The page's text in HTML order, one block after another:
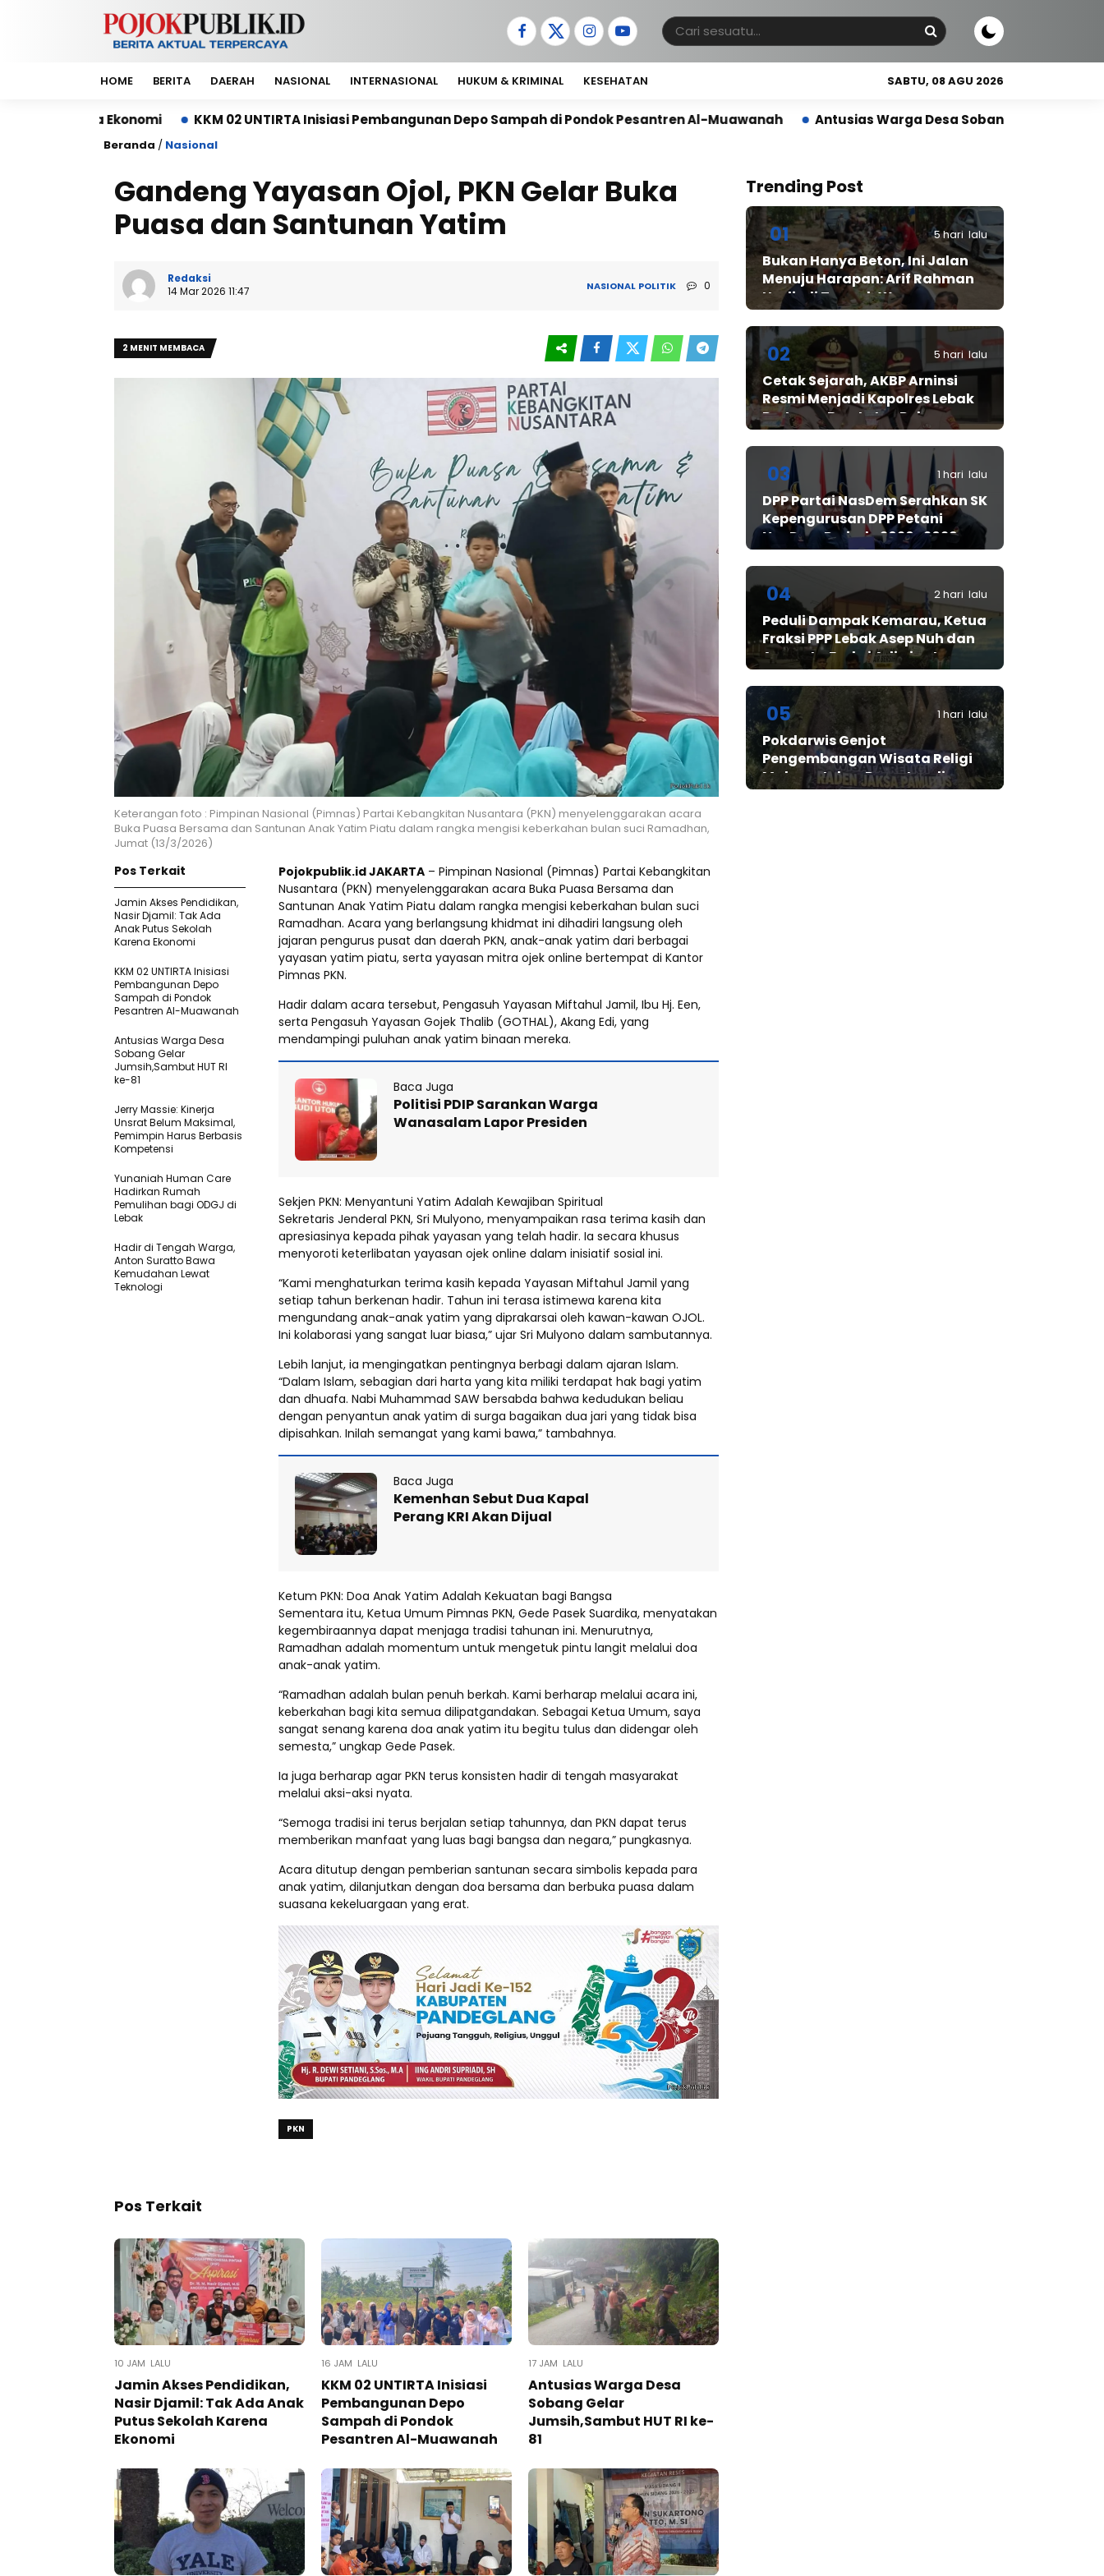
HOME BERITA DAERAH NASIONAL INTERNASIONAL HUKUM & KRIMINAL KESEHATAN SABTU, 08 AGU 2026
KKM 02 UNTIRTA Inisiasi Pembangunan Depo Sampah di Pondok Pesantren Al-Muawanah Antusias Warga Desa Sobang Gelar Jumsih,Sambut HUT RI
Beranda / Nasional
Gandeng Yayasan Ojol, PKN Gelar Buka
Puasa dan Santunan Yatim
Redaksi
14 Mar 2026 11:47
NASIONAL POLITIK 0
2 MENIT MEMBACA
Keterangan foto : Pimpinan Nasional (Pimnas) Partai Kebangkitan Nusantara (PKN) menyelenggarakan acara
Buka Puasa Bersama dan Santunan Anak Yatim Piatu dalam rangka mengisi keberkahan bulan suci Ramadhan,
Jumat (13/3/2026)
Pojokpublik.id JAKARTA – Pimpinan Nasional (Pimnas) Partai Kebangkitan
Nusantara (PKN) menyelenggarakan acara Buka Puasa Bersama dan
Santunan Anak Yatim Piatu dalam rangka mengisi keberkahan bulan suci
Ramadhan. Acara yang berlangsung khidmat ini dihadiri langsung oleh
jajaran pengurus pusat dan daerah PKN, anak-anak yatim dari berbagai
yayasan yatim piatu, serta yayasan mitra ojek online bertempat di Kantor
Pimnas PKN.
Hadir dalam acara tersebut, Pengasuh Yayasan Miftahul Jamil, Ibu Hj. Een,
serta Pengasuh Yayasan Gojek Thalib (GOTHAL), Akang Edi, yang
mendampingi puluhan anak yatim binaan mereka.
Baca Juga
Politisi PDIP Sarankan Warga
Wanasalam Lapor Presiden
Sekjen PKN: Menyantuni Yatim Adalah Kewajiban Spiritual
Sekretaris Jenderal PKN, Sri Mulyono, menyampaikan rasa terima kasih dan
apresiasinya kepada pihak yayasan yang telah hadir. Ia secara khusus
menyoroti keterlibatan yayasan ojek online dalam inisiatif sosial ini.
“Kami menghaturkan terima kasih kepada Yayasan Miftahul Jamil yang
setiap tahun berkenan hadir. Tahun ini terasa istimewa karena kita
mengundang anak-anak yatim yang diprakarsai oleh kawan-kawan OJOL.
Ini kolaborasi yang sangat luar biasa,” ujar Sri Mulyono dalam sambutannya.
Lebih lanjut, ia mengingatkan pentingnya berbagi dalam ajaran Islam.
“Dalam Islam, sebagian dari harta yang kita miliki terdapat hak bagi yatim
dan dhuafa. Nabi Muhammad SAW bersabda bahwa kedudukan beliau
dengan penyantun anak yatim di surga bagaikan dua jari yang tidak bisa
dipisahkan. Inilah semangat yang kami bawa,” tambahnya.
Baca Juga
Kemenhan Sebut Dua Kapal
Perang KRI Akan Dijual
Ketum PKN: Doa Anak Yatim Adalah Kekuatan bagi Bangsa
Sementara itu, Ketua Umum Pimnas PKN, Gede Pasek Suardika, menyatakan
kegembiraannya dapat menjaga tradisi tahunan ini. Menurutnya,
Ramadhan adalah momentum untuk mengetuk pintu langit melalui doa
anak-anak yatim.
“Ramadhan adalah bulan penuh berkah. Kami berharap melalui acara ini,
keberkahan bagi kita semua dilipatgandakan. Sebagai Ketua Umum, saya
sangat senang karena doa anak yatim itu begitu tulus dan didengar oleh
semesta,” ungkap Gede Pasek.
Ia juga berharap agar PKN terus konsisten hadir di tengah masyarakat
melalui aksi-aksi nyata.
“Semoga tradisi ini terus berjalan setiap tahunnya, dan PKN dapat terus
memberikan manfaat yang luas bagi bangsa dan negara,” pungkasnya.
Acara ditutup dengan pemberian santunan secara simbolis kepada para
anak yatim, dilanjutkan dengan doa bersama dan berbuka puasa dalam
suasana kekeluargaan yang erat.
PKN
Pos Terkait
Jamin Akses Pendidikan,
Nasir Djamil: Tak Ada
Anak Putus Sekolah
Karena Ekonomi
KKM 02 UNTIRTA Inisiasi
Pembangunan Depo
Sampah di Pondok
Pesantren Al-Muawanah
Antusias Warga Desa
Sobang Gelar
Jumsih,Sambut HUT RI
ke-81
Jerry Massie: Kinerja
Unsrat Belum Maksimal,
Pemimpin Harus Berbasis
Kompetensi
Yunaniah Human Care
Hadirkan Rumah
Pemulihan bagi ODGJ di
Lebak
Hadir di Tengah Warga,
Anton Suratto Bawa
Kemudahan Lewat
Teknologi ​
Pos Terkait
10 JAM LALU
Jamin Akses Pendidikan,
Nasir Djamil: Tak Ada Anak
Putus Sekolah Karena
Ekonomi
16 JAM LALU
KKM 02 UNTIRTA Inisiasi
Pembangunan Depo
Sampah di Pondok
Pesantren Al-Muawanah
17 JAM LALU
Antusias Warga Desa
Sobang Gelar
Jumsih,Sambut HUT RI ke-
81
Trending Post
01 5 hari lalu
Bukan Hanya Beton, Ini Jalan
Menuju Harapan: Arif Rahman
Hadir di Tengah Warga
Cibadak
02 5 hari lalu
Cetak Sejarah, AKBP Arninsi
Resmi Menjadi Kapolres Lebak
Pertama Berstatus Polwan
03 1 hari lalu
DPP Partai NasDem Serahkan SK
Kepengurusan DPP Petani
NasDem Periode 2026–2029,
Arif Rahman, S.H. Resmi Pimpin
Nasdem
04 2 hari lalu
Peduli Dampak Kemarau, Ketua
Fraksi PPP Lebak Asep Nuh dan
Anggota Fraksi Adiwinata
Kusuma Salurkan Bantuan Air
Bersih untuk Warga
Bintangresm
05 1 hari lalu
Pokdarwis Genjot
Pengembangan Wisata Religi
Makam Jaksa Pamutus di
Lebak